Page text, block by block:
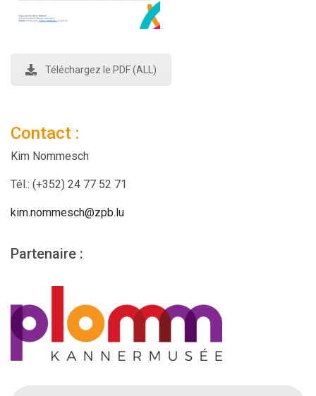
Téléchargez le PDF (ALL)
Contact :
Kim Nommesch
Tél.: (+352) 24 77 52 71
kim.nommesch@zpb.lu
Partenaire :